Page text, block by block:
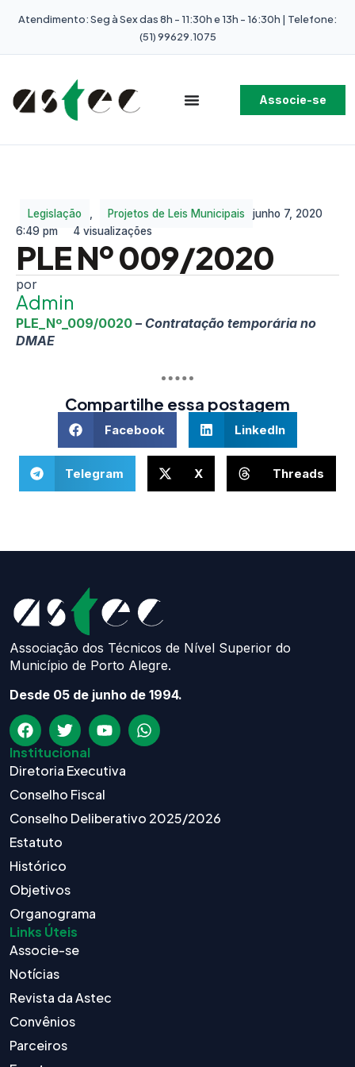
Atendimento: Seg à Sex das 8h - 11:30h e 13h - 16:30h | Telefone:
(51) 99629.1075
Associe-se
Legislação Projetos de Leis Municipais
junho 7, 2020
6:49 pm
4 visualizações
PLE Nº 009/2020
Admin
PLE_Nº_009/0020 – Contratação temporária no
DMAE
Compartilhe essa postagem
Facebook LinkedIn
Telegram X Threads
Associação dos Técnicos de Nível Superior do
Município de Porto Alegre.
Desde 05 de junho de 1994.
Institucional
Diretoria Executiva
Conselho Fiscal
Conselho Deliberativo 2025/2026
Estatuto
Histórico
Objetivos
Organograma
Links Úteis
Associe-se
Notícias
Revista da Astec
Convênios
Parceiros